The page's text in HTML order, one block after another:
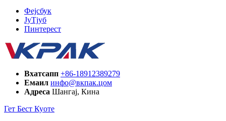
Фејсбук
ЈуТјуб
Пинтерест
Вхатсапп +86-18912389279
Емаил инфо@вкпак.цом
Адреса Шангај, Кина
Гет Бест Куоте